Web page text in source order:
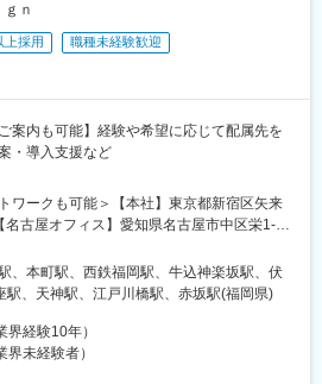
ｎ
上採用
職種未経験歓迎
案内も可能】経験や希望に応じて配属先を
・導入支援など
ワークも可能＞【本社】東京都新宿区矢来
古屋オフィス】愛知県名古屋市中区栄1-
10階【大阪オフィス】大阪府大阪市西区靭本
福岡オフィス】福岡県福岡市中央区大名1-
受動喫煙対策：敷地内喫煙可能場所あり（4
＝＝枠組みの決まった業務や役割に対し
てがうなんてナンセンス。 個々人の能力や
、本町駅、西鉄福岡駅、牛込神楽坂駅、伏
駅、天神駅、江戸川橋駅、赤坂駅(福岡県)
界経験10年）
界未経験者）